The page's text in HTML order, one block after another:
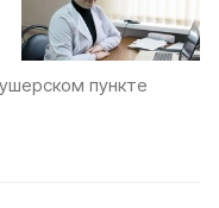
пункте